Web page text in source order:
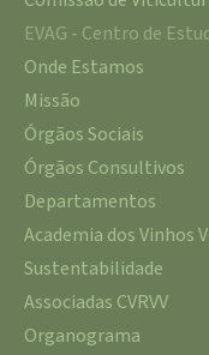
EVAG - Centro de
Onde Estamos
Missão
Órgãos Sociais
Órgãos Consultivos
Departamentos
Academia dos Vinhos
Sustentabilidade
Associadas CVRVV
Organograma